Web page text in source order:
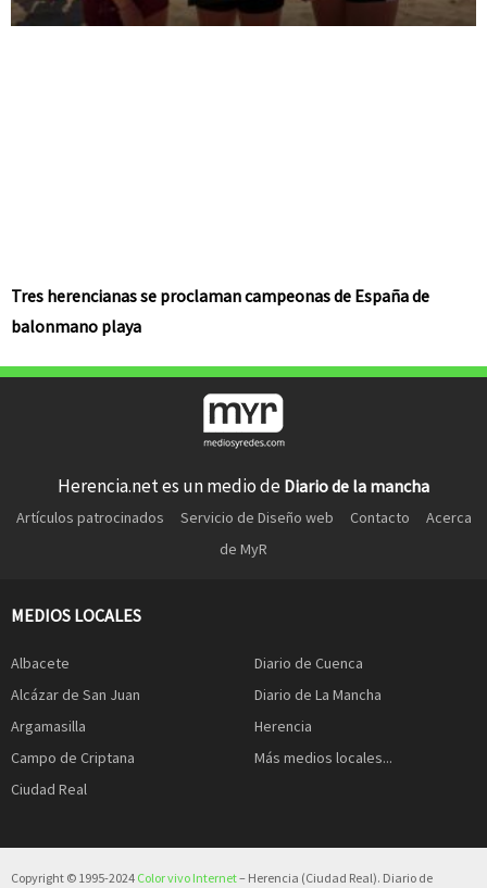
Tres herencianas se proclaman campeonas de España de
balonmano playa
Herencia.net es un medio de Diario de la mancha
Artículos patrocinados Servicio de Diseño web Contacto
Acerca
de MyR
MEDIOS LOCALES
Albacete
Alcázar de San Juan
Argamasilla
Campo de Criptana
Ciudad Real
Diario de Cuenca
Diario de La Mancha
Herencia
Más medios locales...
Copyright © 1995-2024 Color vivo Internet– Herencia (Ciudad Real). Diario de